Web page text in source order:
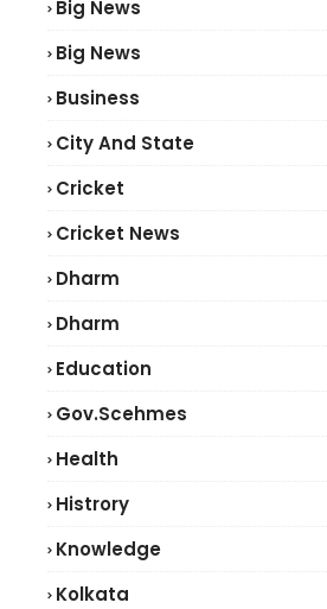
Big News
Big News
Business
City And State
Cricket
Cricket News
Dharm
Dharm
Education
Gov.scehmes
Health
Histrory
Knowledge
Kolkata